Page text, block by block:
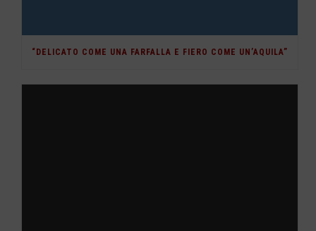
“DELICATO COME UNA FARFALLA E FIERO COME UN’AQUILA”